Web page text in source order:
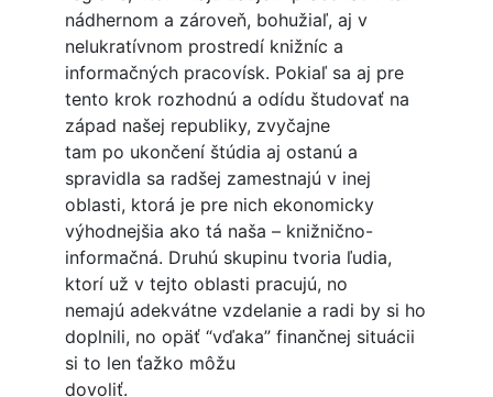
nádhernom a zároveň, bohužiaľ, aj v
nelukratívnom prostredí knižníc a
informačných pracovísk. Pokiaľ sa aj pre
tento krok rozhodnú a odídu študovať na
západ našej republiky, zvyčajne
tam po ukončení štúdia aj ostanú a
spravidla sa radšej zamestnajú v inej
oblasti, ktorá je pre nich ekonomicky
výhodnejšia ako tá naša – knižnično-
informačná. Druhú skupinu tvoria ľudia,
ktorí už v tejto oblasti pracujú, no
nemajú adekvátne vzdelanie a radi by si ho
doplnili, no opäť “vďaka” finančnej situácii
si to len ťažko môžu
dovoliť.